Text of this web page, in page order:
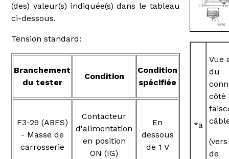
(des) valeur(s) indiquée(s) dans le tableau
ci-dessous.
Tension standard:
Branchement
du tester
Condition
Condition
spécifiée
F3-29 (ABFS)
- Masse de
carrosserie
Contacteur
d'alimentation
en position
ON (IG)
En
dessous
de 1 V
*a
Vue
du
côté
de